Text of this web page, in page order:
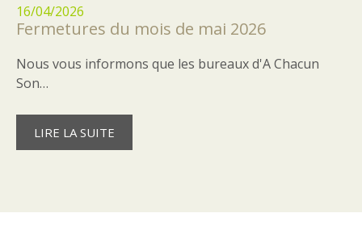
16/04/2026
Fermetures du mois de mai 2026
Nous vous informons que les bureaux d'A Chacun
Son…
LIRE LA SUITE